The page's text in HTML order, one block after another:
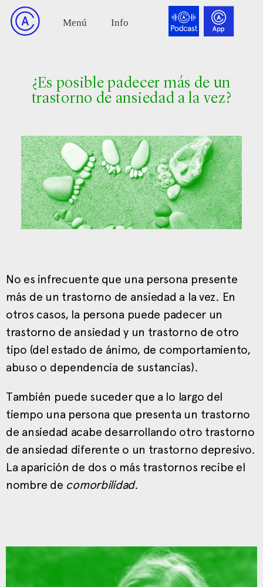
¿Es posible padecer más de un
trastorno de ansiedad a la vez?
No es infrecuente que una persona presente
más de un trastorno de ansiedad a la vez. En
otros casos, la persona puede padecer un
trastorno de ansiedad y un trastorno de otro
tipo (del estado de ánimo, de comportamiento,
abuso o dependencia de sustancias).
También puede suceder que a lo largo del
tiempo una persona que presenta un trastorno
de ansiedad acabe desarrollando otro trastorno
de ansiedad diferente o un trastorno depresivo.
La aparición de dos o más trastornos recibe el
nombre de comorbilidad.